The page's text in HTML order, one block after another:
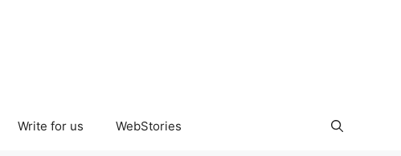
Write for us WebStories